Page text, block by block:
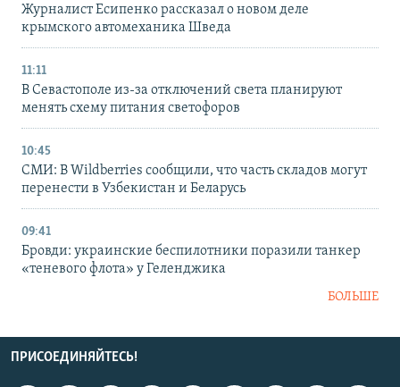
Журналист Есипенко рассказал о новом деле
крымского автомеханика Шведа
11:11
В Севастополе из-за отключений света планируют
менять схему питания светофоров
10:45
СМИ: В Wildberries сообщили, что часть складов могут
перенести в Узбекистан и Беларусь
09:41
Бровди: украинские беспилотники поразили танкер
«теневого флота» у Геленджика
БОЛЬШЕ
ПРИСОЕДИНЯЙТЕСЬ!